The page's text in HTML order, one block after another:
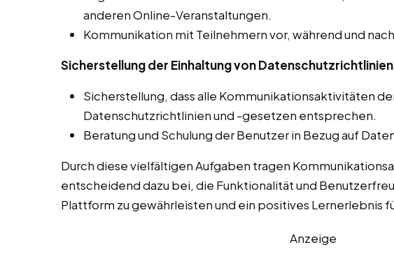
anderen Online-Veranstaltungen.
Kommunikation mit Teilnehmern vor, während und
Sicherstellung der Einhaltung von Datenschutzrichtlinien
Sicherstellung, dass alle Kommunikationsaktivitäten
Datenschutzrichtlinien und -gesetzen entsprechen.
Beratung und Schulung der Benutzer in Bezug auf
Durch diese vielfältigen Aufgaben tragen
entscheidend dazu bei, die Funktionalität und
Plattform zu gewährleisten und ein positives Lernerlebnis
Anzeige